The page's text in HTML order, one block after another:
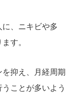
、ニキビや多
す。
抑え、月経周期
ことが多いよう